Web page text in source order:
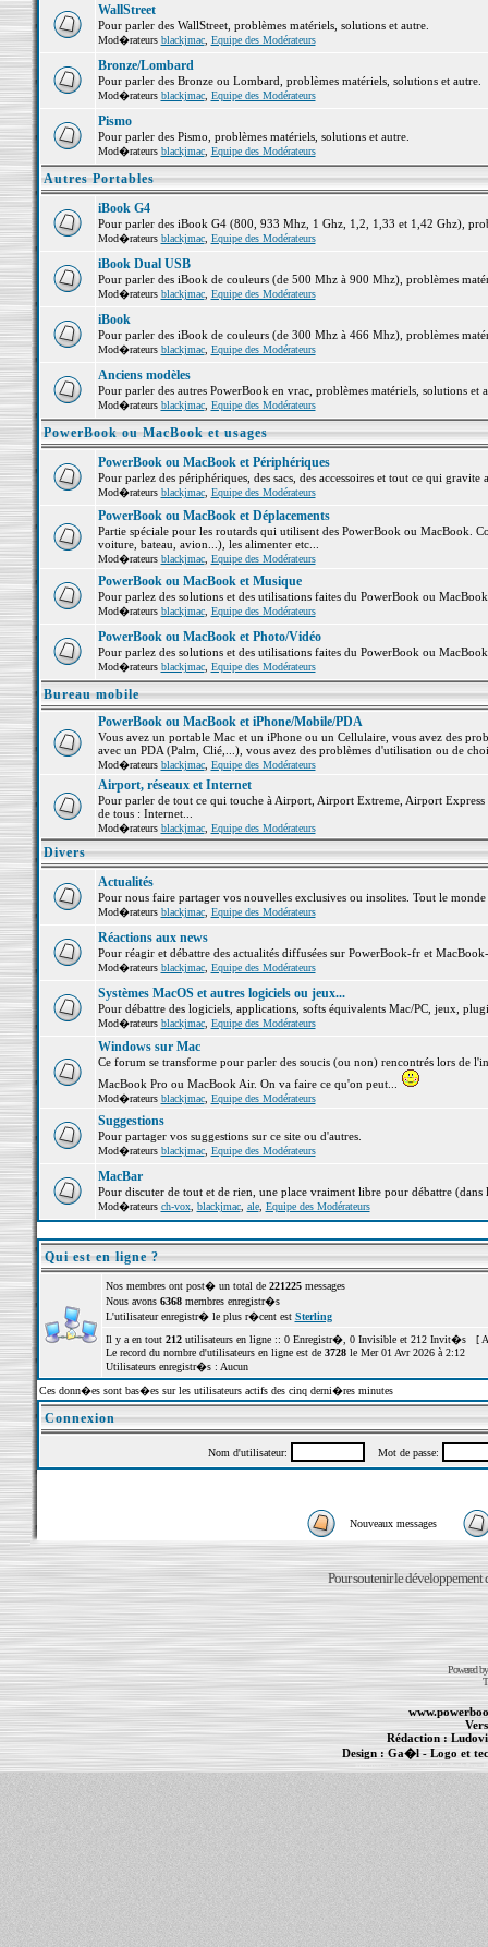
WallStreet
Pour parler des WallStreet, problèmes matériels, solutions et autre.
Mod�rateurs blackjmac, Equipe des Modérateurs
Bronze/Lombard
Pour parler des Bronze ou Lombard, problèmes matériels, solutions et autre.
Mod�rateurs blackjmac, Equipe des Modérateurs
Pismo
Pour parler des Pismo, problèmes matériels, solutions et autre.
Mod�rateurs blackjmac, Equipe des Modérateurs
Autres Portables
iBook G4
Pour parler des iBook G4 (800, 933 Mhz, 1 Ghz, 1,2, 1,33 et 1,42 Ghz),
Mod�rateurs blackjmac, Equipe des Modérateurs
iBook Dual USB
Pour parler des iBook de couleurs (de 500 Mhz à 900 Mhz), problèmes
Mod�rateurs blackjmac, Equipe des Modérateurs
iBook
Pour parler des iBook de couleurs (de 300 Mhz à 466 Mhz), problèmes
Mod�rateurs blackjmac, Equipe des Modérateurs
Anciens modèles
Pour parler des autres PowerBook en vrac, problèmes matériels, solutions et
Mod�rateurs blackjmac, Equipe des Modérateurs
PowerBook ou MacBook et usages
PowerBook ou MacBook et Périphériques
Pour parlez des périphériques, des sacs, des accessoires et tout ce qui
Mod�rateurs blackjmac, Equipe des Modérateurs
PowerBook ou MacBook et Déplacements
Partie spéciale pour les routards qui utilisent des PowerBook ou MacBook.
voiture, bateau, avion...), les alimenter etc...
Mod�rateurs blackjmac, Equipe des Modérateurs
PowerBook ou MacBook et Musique
Pour parlez des solutions et des utilisations faites du PowerBook ou
Mod�rateurs blackjmac, Equipe des Modérateurs
PowerBook ou MacBook et Photo/Vidéo
Pour parlez des solutions et des utilisations faites du PowerBook ou
Mod�rateurs blackjmac, Equipe des Modérateurs
Bureau mobile
PowerBook ou MacBook et iPhone/Mobile/PDA
Vous avez un portable Mac et un iPhone ou un Cellulaire, vous avez des
avec un PDA (Palm, Clié,...), vous avez des problèmes d'utilisation ou de
Mod�rateurs blackjmac, Equipe des Modérateurs
Airport, réseaux et Internet
Pour parler de tout ce qui touche à Airport, Airport Extreme, Airport
de tous : Internet...
Mod�rateurs blackjmac, Equipe des Modérateurs
Divers
Actualités
Pour nous faire partager vos nouvelles exclusives ou insolites. Tout le
Mod�rateurs blackjmac, Equipe des Modérateurs
Réactions aux news
Pour réagir et débattre des actualités diffusées sur PowerBook-fr et
Mod�rateurs blackjmac, Equipe des Modérateurs
Systèmes MacOS et autres logiciels ou jeux...
Pour débattre des logiciels, applications, softs équivalents Mac/PC, jeux,
Mod�rateurs blackjmac, Equipe des Modérateurs
Windows sur Mac
Ce forum se transforme pour parler des soucis (ou non) rencontrés lors de
MacBook Pro ou MacBook Air. On va faire ce qu'on peut...
Mod�rateurs blackjmac, Equipe des Modérateurs
Suggestions
Pour partager vos suggestions sur ce site ou d'autres.
Mod�rateurs blackjmac, Equipe des Modérateurs
MacBar
Pour discuter de tout et de rien, une place vraiment libre pour débattre (dans
Mod�rateurs ch-vox, blackjmac, ale, Equipe des Modérateurs
Qui est en ligne ?
Nos membres ont post� un total de 221225messages
Nous avons 6368membres enregistr�s
L'utilisateur enregistr� le plus r�cent est Sterling
Il y a en tout 212utilisateurs en ligne :: 0 Enregistr�, 0 Invisible et 212 Invit�s [
Le record du nombre d'utilisateurs en ligne est de 3728le Mer 01 Avr 2026 à 2:12
Utilisateurs enregistr�s : Aucun
Ces donn�es sont bas�es sur les utilisateurs actifs des cinq derni�res minutes
Connexion
Nom d'utilisateur: Mot de passe:
Nouveaux messages
Pour soutenir le développement
Powered
Rédaction :
Design : Ga�l- Logo et